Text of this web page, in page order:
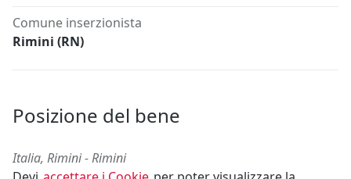
Comune inserzionista
Rimini (RN)
Posizione del bene
Italia, Rimini - Rimini